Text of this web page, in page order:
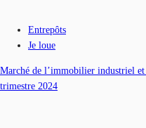
Entrepôts
Je loue
Marché de l’immobilier industriel
trimestre 2024